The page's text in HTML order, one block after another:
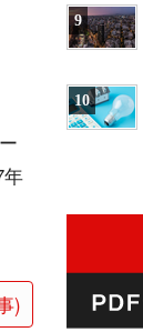
)
9
10